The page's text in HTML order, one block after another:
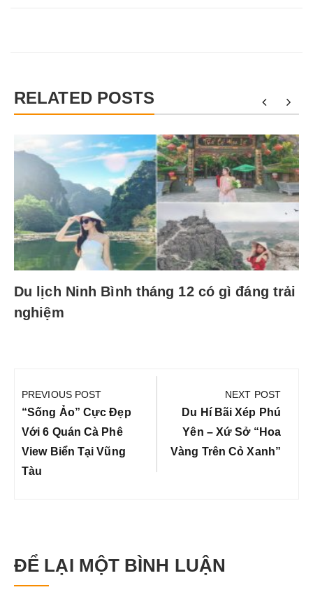
RELATED POSTS
Du lịch Ninh Bình tháng 12 có gì đáng trải
nghiệm
hướng
bài
viết
PREVIOUS POST
Previous
Post:
“Sống Ảo” Cực Đẹp
Với 6 Quán Cà Phê
View Biển Tại Vũng
Tàu
NEXT POST
Next
Post:
Du Hí Bãi Xép Phú
Yên – Xứ Sở “Hoa
Vàng Trên Cỏ Xanh”
ĐỂ LẠI MỘT BÌNH LUẬN